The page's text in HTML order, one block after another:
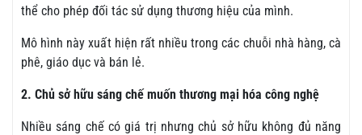
thể cho phép đối tác sử dụng thương hiệu của mình.
Mô hình này xuất hiện rất nhiều trong các chuỗi nhà hàng, cà
phê, giáo dục và bán lẻ.
2. Chủ sở hữu sáng chế muốn thương mại hóa công nghệ
Nhiều sáng chế có giá trị nhưng chủ sở hữu không đủ năng